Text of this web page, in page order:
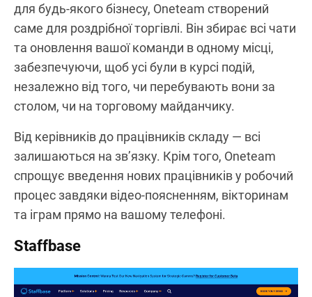
для будь-якого бізнесу, Oneteam створений
саме для роздрібної торгівлі. Він збирає всі чати
та оновлення вашої команди в одному місці,
забезпечуючи, щоб усі були в курсі подій,
незалежно від того, чи перебувають вони за
столом, чи на торговому майданчику.
Від керівників до працівників складу — всі
залишаються на зв’язку. Крім того, Oneteam
спрощує введення нових працівників у робочий
процес завдяки відео-поясненням, вікторинам
та іграм прямо на вашому телефоні.
Staffbase